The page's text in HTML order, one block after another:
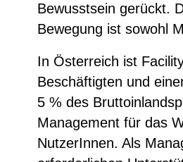
Bewusstsein gerückt.
Bewegung ist sowohl
In Österreich ist
Beschäftigten und
5 % des
Management für das
NutzerInnen. Als